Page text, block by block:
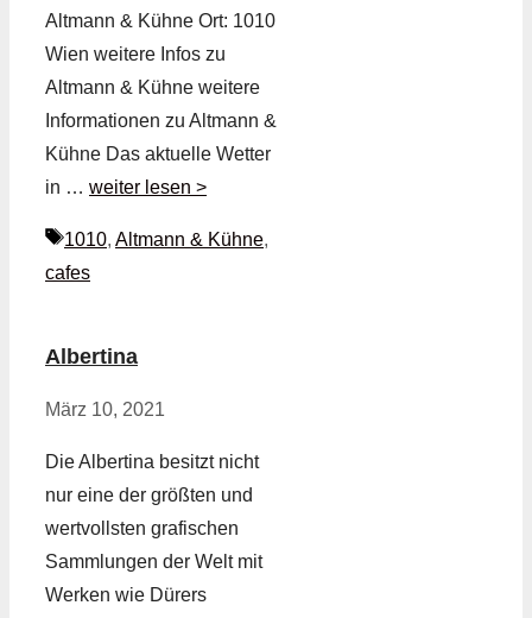
Altmann & Kühne Ort: 1010
Wien weitere Infos zu
Altmann & Kühne weitere
Informationen zu Altmann &
Kühne Das aktuelle Wetter
in … weiter lesen >
Schlagwörter
1010, Altmann & Kühne,
cafes
Albertina
März 10, 2021
Die Albertina besitzt nicht
nur eine der größten und
wertvollsten grafischen
Sammlungen der Welt mit
Werken wie Dürers